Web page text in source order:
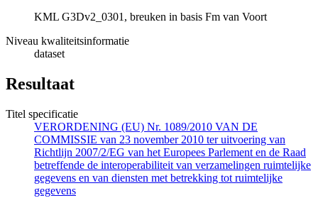
KML G3Dv2_0301, breuken in basis Fm van Voort
Niveau kwaliteitsinformatie
dataset
Resultaat
Titel specificatie
VERORDENING (EU) Nr. 1089/2010 VAN DE
COMMISSIE van 23 november 2010 ter uitvoering van
Richtlijn 2007/2/EG van het Europees Parlement en de Raad
betreffende de interoperabiliteit van verzamelingen ruimtelijke
gegevens en van diensten met betrekking tot ruimtelijke
gegevens